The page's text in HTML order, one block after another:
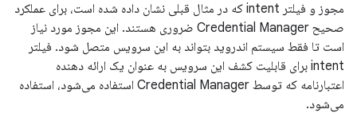
مجوز و فیلتر intent که در مثال قبلی نشان داده شده است، برای عملکرد
صحیح Credential Manager ضروری هستند. این مجوز مورد نیاز
است تا فقط سیستم اندروید بتواند به این سرویس متصل شود. فیلتر
intent برای قابلیت کشف این سرویس به عنوان یک ارائه دهنده
اعتبارنامه که توسط Credential Manager استفاده می‌شود، استفاده
می‌شود.